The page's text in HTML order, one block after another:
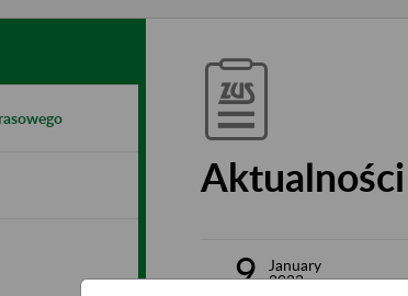
Aktualności
9
January
2023